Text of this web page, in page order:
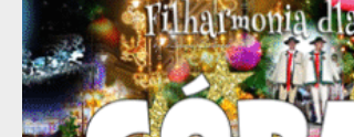
13
gru